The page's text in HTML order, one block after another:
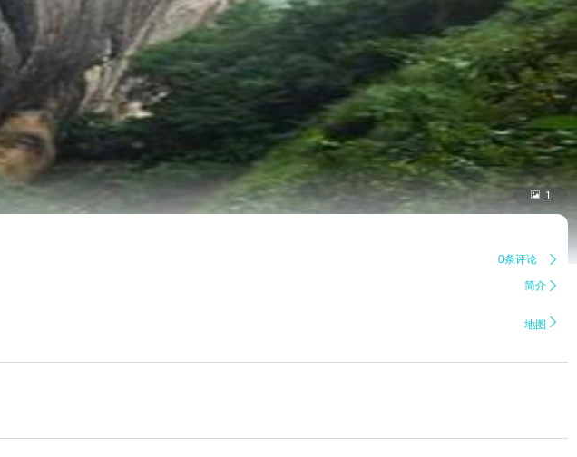
 1
0条评论 
简介 
地图 